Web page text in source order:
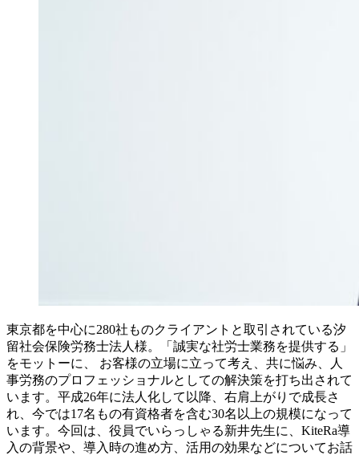
東京都を中心に280社ものクライアントと取引されている汐
留社会保険労務士法人様。「誠実な社労士業務を提供する」
をモットーに、 お客様の立場に立って考え、共に悩み、人
事労務のプロフェッショナルとしての解決策を打ち出されて
います。平成26年に法人化して以降、右肩上がりで成長さ
れ、今では17名もの有資格者を含む30名以上の規模になって
います。今回は、役員でいらっしゃる新井先生に、KiteRa導
入の背景や、導入時の進め方、活用の効果などについてお話